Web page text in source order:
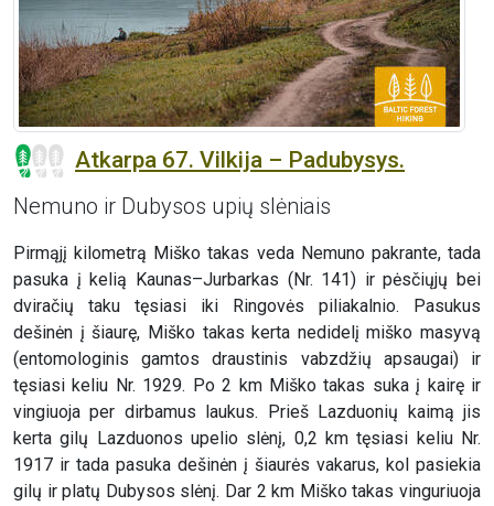
Atkarpa 67. Vilkija – Padubysys.
Nemuno ir Dubysos upių slėniais
Pirmąjį kilometrą Miško takas veda Nemuno pakrante, tada
pasuka į kelią Kaunas–Jurbarkas (Nr. 141) ir pėsčiųjų bei
dviračių taku tęsiasi iki Ringovės piliakalnio. Pasukus
dešinėn į šiaurę, Miško takas kerta nedidelį miško masyvą
(entomologinis gamtos draustinis vabzdžių apsaugai) ir
tęsiasi keliu Nr. 1929. Po 2 km Miško takas suka į kairę ir
vingiuoja per dirbamus laukus. Prieš Lazduonių kaimą jis
kerta gilų Lazduonos upelio slėnį, 0,2 km tęsiasi keliu Nr.
1917 ir tada pasuka dešinėn į šiaurės vakarus, kol pasiekia
gilų ir platų Dubysos slėnį. Dar 2 km Miško takas vinguriuoja